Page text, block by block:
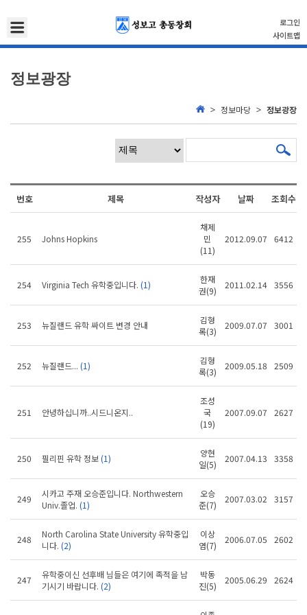
로그인
사이트맵
정보광장
정보마당 정보광장
번호 제목 작성자 날짜 조회수
255 Johns Hopkins
채제
민
(11)
2012.09.07 6412
254 Virginia Tech 유학중입니다. (1)
한재
권(9)
2011.02.14 3556
253 뉴질랜드 유학 싸이트 변경 안내
김형
록(3)
2009.07.07 3001
252 뉴질랜드... (1)
김형
록(3)
2009.05.18 2509
251 안녕하십니까..시드니온지..
조성
국
(19)
2007.09.07 2627
250 필리핀 유학 정보(1)
양현
일(5)
2007.04.13 3358
249
시카고 주재 오승준입니다. Northwestern
Univ.졸업. (1)
오승
준(7)
2007.03.02 3157
248
North Carolina State University 유학중입
니다. (2)
이상
염(7)
2006.07.05 2602
247
유학중이신 선후배 님들은 여기에 족적을 남
기시기 바랍니다. (2)
박동
진(5)
2005.06.29 2624